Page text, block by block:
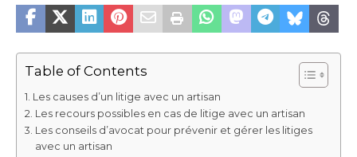
Table of Contents
Les causes d’un litige avec un artisan
Les recours possibles en cas de litige avec un artisan
Les conseils d’avocat pour prévenir et gérer les litiges
avec un artisan